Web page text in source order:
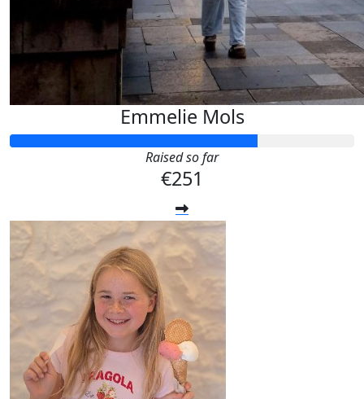
Emmelie Mols
Raised so far
€251